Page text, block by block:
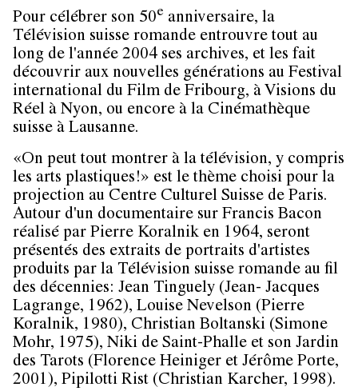
Pour célébrer son 50e anniversaire, la
Télévision suisse romande entrouvre tout au
long de l'année 2004 ses archives, et les fait
découvrir aux nouvelles générations au Festival
international du Film de Fribourg, à Visions du
Réel à Nyon, ou encore à la Cinémathèque
suisse à Lausanne.
«On peut tout montrer à la télévision, y compris
les arts plastiques!» est le thème choisi pour la
projection au Centre Culturel Suisse de Paris.
Autour d'un documentaire sur Francis Bacon
réalisé par Pierre Koralnik en 1964, seront
présentés des extraits de portraits d'artistes
produits par la Télévision suisse romande au fil
des décennies: Jean Tinguely (Jean- Jacques
Lagrange, 1962), Louise Nevelson (Pierre
Koralnik, 1980), Christian Boltanski (Simone
Mohr, 1975), Niki de Saint-Phalle et son Jardin
des Tarots (Florence Heiniger et Jérôme Porte,
2001), Pipilotti Rist (Christian Karcher, 1998).